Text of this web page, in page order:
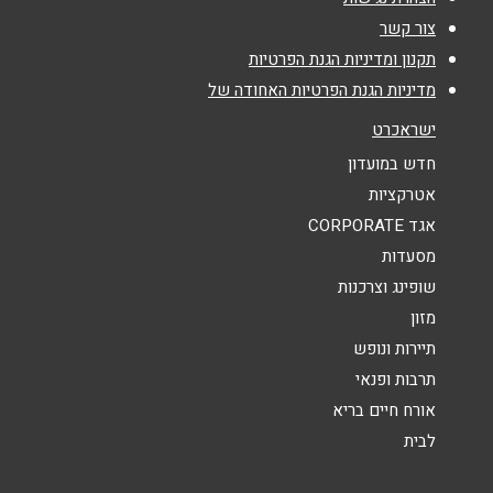
אנא חזרו אלי בקשר ל...
הודעה
צור קשר
תקנון ומדיניות הגנת הפרטיות
מדיניות הגנת הפרטיות האחודה של
ישראכרט
חדש במועדון
אטרקציות
אגד CORPORATE
מסעדות
שופינג וצרכנות
מזון
תיירות ונופש
תרבות ופנאי
אורח חיים בריא
לבית